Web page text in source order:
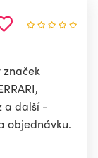
značek
a další -
objednávku.